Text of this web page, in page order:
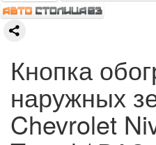
Кнопка
наружных
Chevrolet